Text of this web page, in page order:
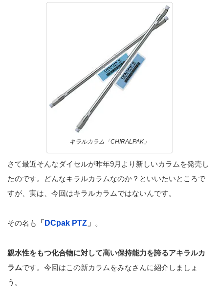
キラルカラム「CHIRALPAK」
さて最近そんなダイセルが昨年9月より新しいカラムを発売し
たのです。どんなキラルカラムなのか？といいたいところで
すが、実は、今回はキラルカラムではないんです。
その名も 「 DCpak PTZ 」 。
親水性をもつ化合物に対して高い保持能力を誇るアキラルカ
ラムです。今回はこの新カラムをみなさんに紹介しましょ
う。